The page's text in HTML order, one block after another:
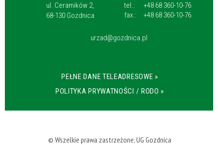
ul. Ceramików 2,
68-130 Gozdnica
tel.:
+48 68 360-10-76
fax.:
+48 68 360-10-76
urzad@gozdnica.pl
PEŁNE DANE TELEADRESOWE »
POLITYKA PRYWATNOŚCI / RODO »
© Wszelkie prawa zastrzeżone, UG Gozdnica